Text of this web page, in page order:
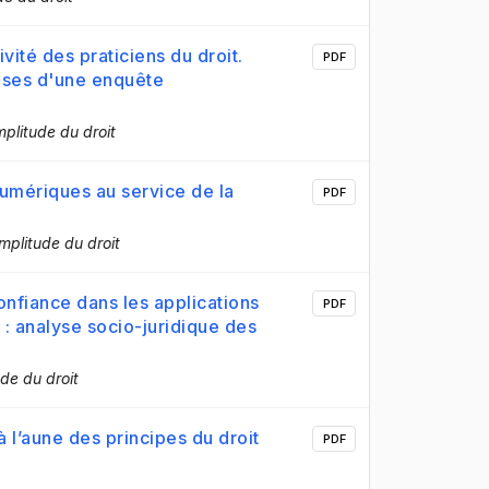
des praticiens du droit.
d'une enquête
du droit
PDF
au service de la
du droit
PDF
dans les applications
analyse socio-juridique des
du droit
PDF
des principes du droit PDF